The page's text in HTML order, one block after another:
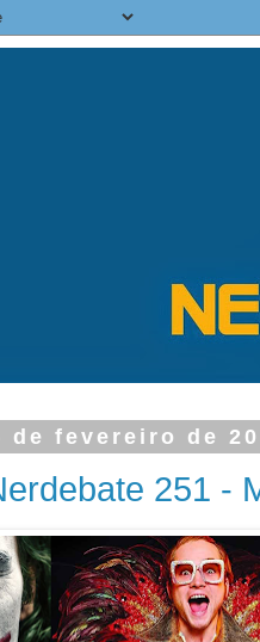
de fevereiro de
251 -